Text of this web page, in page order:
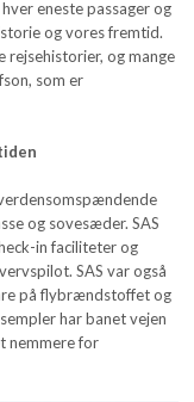
eneste passager og
og vores fremtid.
rejsehistorier, og mange
som er
og sovesæder. SAS
in faciliteter og
SAS var også
på flybrændstoffet og
har banet vejen
nemmere for